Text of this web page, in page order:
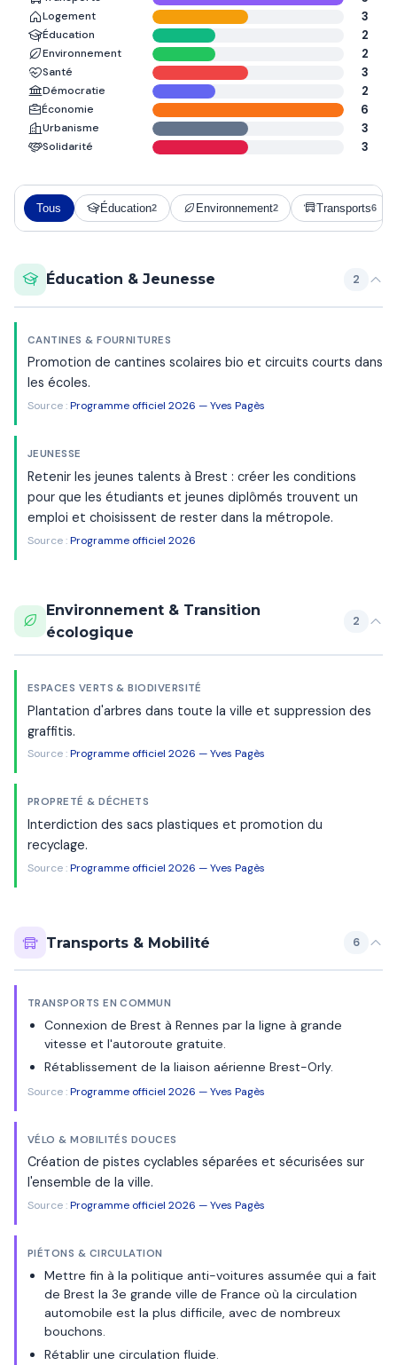
Logement 3
Éducation 2
Environnement 2
Santé 3
Démocratie 2
Économie 6
Urbanisme 3
Solidarité 3
Tous Éducation2 Environnement2 Transports6
Éducation & Jeunesse 2
CANTINES & FOURNITURES
Promotion de cantines scolaires bio et circuits courts dans
les écoles.
Source :Programme officiel 2026 — Yves Pagès
JEUNESSE
Retenir les jeunes talents à Brest : créer les conditions
pour que les étudiants et jeunes diplômés trouvent un
emploi et choisissent de rester dans la métropole.
Source :Programme officiel 2026
Environnement & Transition
écologique
2
ESPACES VERTS & BIODIVERSITÉ
Plantation d'arbres dans toute la ville et suppression des
graffitis.
Source :Programme officiel 2026 — Yves Pagès
PROPRETÉ & DÉCHETS
Interdiction des sacs plastiques et promotion du
recyclage.
Source :Programme officiel 2026 — Yves Pagès
Transports & Mobilité 6
TRANSPORTS EN COMMUN
Connexion de Brest à Rennes par la ligne à grande
vitesse et l'autoroute gratuite.
Rétablissement de la liaison aérienne Brest-Orly.
Source :Programme officiel 2026 — Yves Pagès
VÉLO & MOBILITÉS DOUCES
Création de pistes cyclables séparées et sécurisées sur
l'ensemble de la ville.
Source :Programme officiel 2026 — Yves Pagès
PIÉTONS & CIRCULATION
Mettre fin à la politique anti-voitures assumée qui a fait
de Brest la 3e grande ville de France où la circulation
automobile est la plus difficile, avec de nombreux
bouchons.
Rétablir une circulation fluide.